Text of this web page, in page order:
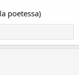
poetessa)